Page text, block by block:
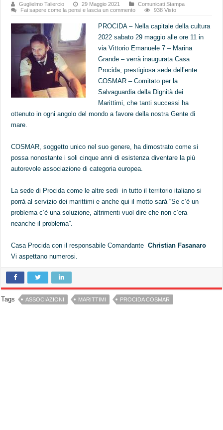
Guglielmo Taliercio 29 Maggio 2021
Comunicati Stampa
Fai sapere come la pensi e lascia un commento
938 Visto
PROCIDA – Nella capitale della cultura
2022 sabato 29 maggio alle ore 11 in
via Vittorio Emanuele 7 – Marina
Grande – verrà inaugurata Casa
Procida, prestigiosa sede dell’ente
COSMAR – Comitato per la
Salvaguardia della Dignità dei
Marittimi, che tanti successi ha
ottenuto in ogni angolo del mondo a favore della nostra Gente di
mare.
COSMAR, soggetto unico nel suo genere, ha dimostrato come si
possa nonostante i soli cinque anni di esistenza diventare la più
autorevole associazione di categoria europea.
La sede di Procida come le altre sedi in tutto il territorio italiano si
porrà al servizio dei marittimi e anche qui il motto sarà “Se c’è un
problema c’è una soluzione, altrimenti vuol dire che non c’era
neanche il problema”.
Casa Procida con il responsabile ComandanteChristian Fasanaro
Vi aspettano numerosi.
Tags ASSOCIAZIONI MARITTIMI PROCIDA COSMAR